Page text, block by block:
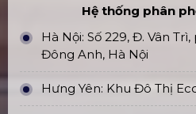
Hệ thống phân
Hà Nội: Số 229, Đ. Vân
Đông Anh, Hà Nội
Hưng Yên: Khu Đô Thị